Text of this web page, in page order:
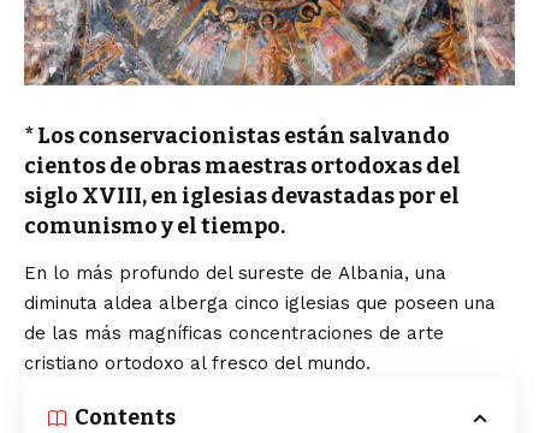
* Los conservacionistas están salvando
cientos de obras maestras ortodoxas del
siglo XVIII, en iglesias devastadas por el
comunismo y el tiempo.
En lo más profundo del sureste de Albania, una
diminuta aldea alberga cinco iglesias que poseen una
de las más magníficas concentraciones de arte
cristiano ortodoxo al fresco del mundo.
Contents